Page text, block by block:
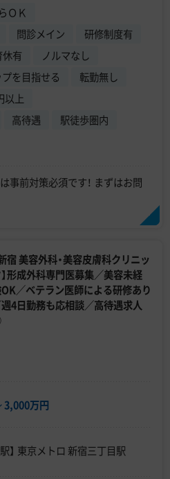
ＯＫ
問診メイン
研修制度有
休有
ノルマなし
を目指せる
転勤無し
以上
高待遇
駅徒歩圏内
事前対策必須です！ まずはお問
新宿 美容外科・美容皮膚科クリニッ
形成外科専門医募集／美容未経
／ベテラン医師による研修あり
週4日勤務も応相談／高待遇求人
3,000万円
】 東京メトロ 新宿三丁目駅